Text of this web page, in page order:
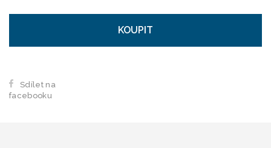
KOUPIT
Sdílet na
facebooku